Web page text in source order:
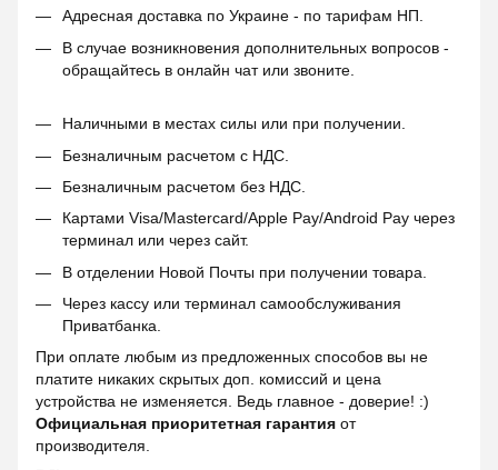
Адресная доставка по Украине - по тарифам НП.
В случае возникновения дополнительных вопросов -
обращайтесь в онлайн чат или звоните.
Наличными в местах силы или при получении.
Безналичным расчетом с НДС.
Безналичным расчетом без НДС.
Картами Visa/Mastercard/Apple Pay/Android Pay через
терминал или через сайт.
В отделении Новой Почты при получении товара.
Через кассу или терминал самообслуживания
Приватбанка.
При оплате любым из предложенных способов вы не
платите никаких скрытых доп. комиссий и цена
устройства не изменяется. Ведь главное - доверие! :)
Официальная приоритетная гарантия от
производителя.